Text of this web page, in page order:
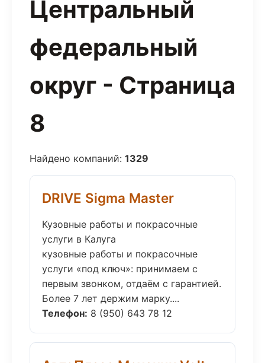
Центральный
федеральный
округ - Страница
8
Найдено компаний: 1329
DRIVE Sigma Master
Кузовные работы и покрасочные
услуги в Калуга
кузовные работы и покрасочные
услуги «под ключ»: принимаем с
первым звонком, отдаём с гарантией.
Более 7 лет держим марку....
Телефон: 8 (950) 643 78 12